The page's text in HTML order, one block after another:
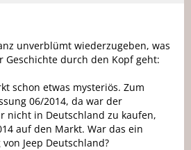
unverblümt wiederzugeben, was
Geschichte durch den Kopf geht:
schon etwas mysteriös. Zum
06/2014, da war der
nicht in Deutschland zu kaufen,
auf den Markt. War das ein
Jeep Deutschland?